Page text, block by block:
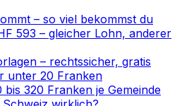
– so viel bekommst du
593 – gleicher Lohn, anderer
– rechtssicher, gratis
unter 20 Franken
320 Franken je Gemeinde